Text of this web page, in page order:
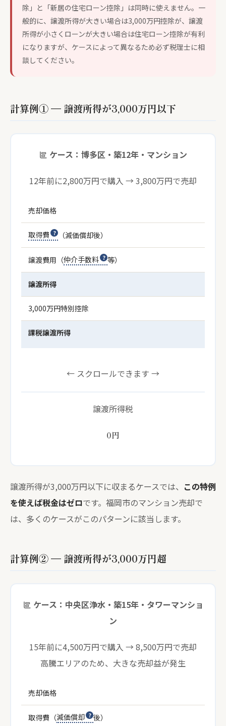
除」と「新居の住宅ローン控除」は同時に使えません。一
般的に、譲渡所得が大きい場合は3,000万円控除が、譲渡
所得が小さくローンが大きい場合は住宅ローン控除が有利
になりますが、ケースによって異なるため必ず税理士に相
談してください。
計算例① — 譲渡所得が3,000万円以下
ケース：博多区・築12年・マンション
12年前に2,800万円で購入 → 3,800万円で売却
売却価格
取得費 （減価償却後）
譲渡費用（仲介手数料 等）
譲渡所得
3,000万円特別控除
課税譲渡所得
← スクロールできます →
譲渡所得税
0円
譲渡所得が3,000万円以下に収まるケースでは、 この特例
を使えば税金はゼロです。福岡市のマンション売却で
は、多くのケースがこのパターンに該当します。
計算例② — 譲渡所得が3,000万円超
ケース：中央区浄水・築15年・タワーマンショ
ン
15年前に4,500万円で購入 → 8,500万円で売却
高騰エリアのため、大きな売却益が発生
売却価格
取得費（減価償却 後）